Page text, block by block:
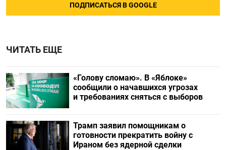
ПОДПИСАТЬСЯ В GOOGLE
ЧИТАТЬ ЕЩЕ
«Голову сломаю». В «Яблоке»
сообщили о начавшихся угрозах
и требованиях сняться с выборов
Трамп заявил помощникам о
готовности прекратить войну с
Ираном без ядерной сделки